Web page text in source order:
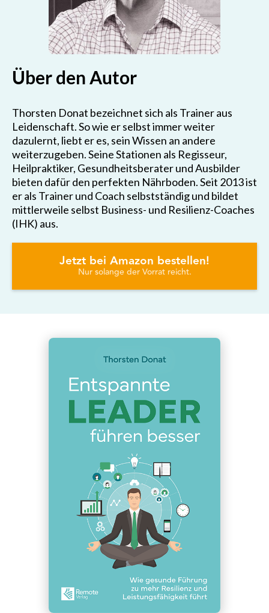
Über den Autor
Thorsten Donat bezeichnet sich als Trainer aus
Leidenschaft. So wie er selbst immer weiter
dazulernt, liebt er es, sein Wissen an andere
weiterzugeben. Seine Stationen als Regisseur,
Heilpraktiker, Gesundheitsberater und Ausbilder
bieten dafür den perfekten Nährboden. Seit 2013 ist
er als Trainer und Coach selbstständig und bildet
mittlerweile selbst Business- und Resilienz-Coaches
(IHK) aus.
Jetzt bei Amazon bestellen!
Nur solange der Vorrat reicht.